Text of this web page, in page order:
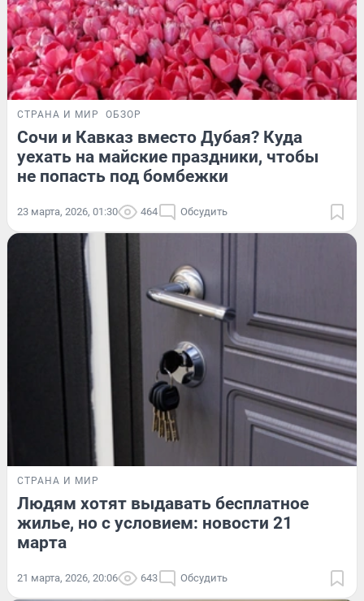
СТРАНА И МИР ОБЗОР
Сочи и Кавказ вместо Дубая? Куда
уехать на майские праздники, чтобы
не попасть под бомбежки
23 марта, 2026, 01:30 464 Обсудить
СТРАНА И МИР
Людям хотят выдавать бесплатное
жилье, но с условием: новости 21
марта
21 марта, 2026, 20:06 643 Обсудить